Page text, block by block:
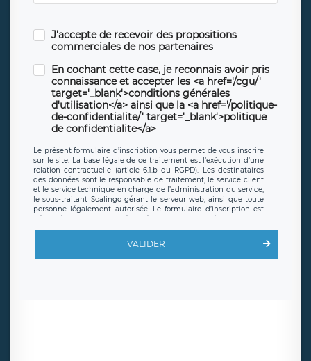
J'accepte de recevoir des propositions
commerciales de nos partenaires
En cochant cette case, je reconnais avoir pris
connaissance et accepter les <a href='/cgu/'
target='_blank'>conditions générales
d'utilisation</a> ainsi que la <a href='/politique-
de-confidentialite/' target='_blank'>politique
de confidentialite</a>
Le présent formulaire d’inscription vous permet de vous inscrire
sur le site. La base légale de ce traitement est l’exécution d’une
relation contractuelle (article 6.1.b du RGPD). Les destinataires
des données sont le responsable de traitement, le service client
et le service technique en charge de l’administration du service,
le sous-traitant Scalingo gérant le serveur web, ainsi que toute
personne légalement autorisée. Le formulaire d’inscription est
offrant desclauses de protection conformes au RGPD. Les
en sollicite la suppression, étant entendu que vous pouvez
demander la suppression de vos données et retirer votre
VALIDER